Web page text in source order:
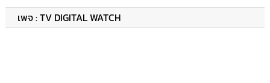
เพจ : TV DIGITAL WATCH